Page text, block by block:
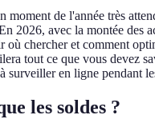
moment de l'année très
2026, avec la montée des
où chercher et comment
tout ce que vous devez
surveiller en ligne pendant
les soldes ?